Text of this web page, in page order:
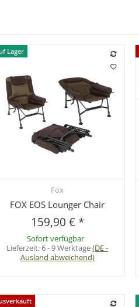
Lager
Schnellkauf
Fox
FOX EOS Lounger Chair
159,90 € *
Sofort verfügbar
Lieferzeit:6 - 9 Werktage(DE -
Ausland abweichend)